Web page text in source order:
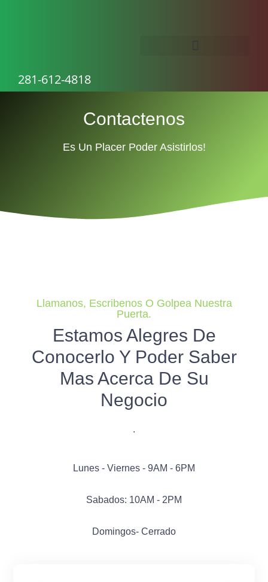
281-612-4818
Contactenos
Es Un Placer Poder Asistirlos!
Llamanos, Escribenos O Golpea Nuestra
Puerta.
Estamos Alegres De
Conocerlo Y Poder Saber
Mas Acerca De Su
Negocio
.
Lunes - Viernes - 9AM - 6PM
Sabados: 10AM - 2PM
Domingos- Cerrado